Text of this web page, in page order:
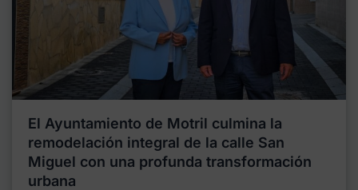
El Ayuntamiento de Motril culmina la
remodelación integral de la calle San
Miguel con una profunda transformación
urbana